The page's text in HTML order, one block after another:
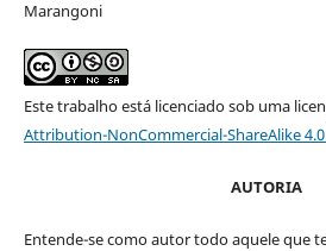
Marangoni
Este trabalho está licenciado sob uma
Attribution-NonCommercial-ShareAlike
AUTORIA
Entende-se como autor todo aquele que